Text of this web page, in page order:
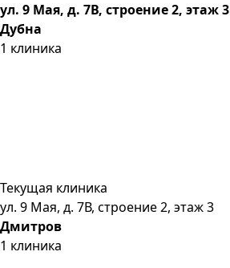
ул. 9 Мая, д. 7В, строение 2, этаж 3
Дубна
1 клиника
Текущая клиника
ул. 9 Мая, д. 7В, строение 2, этаж 3
Дмитров
1 клиника